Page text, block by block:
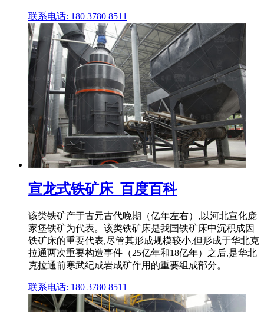
联系电话: 180 3780 8511
宣龙式铁矿床_百度百科
该类铁矿产于古元古代晚期（亿年左右）,以河北宣化庞
家堡铁矿为代表。该类铁矿床是我国铁矿床中沉积成因
铁矿床的重要代表,尽管其形成规模较小,但形成于华北克
拉通两次重要构造事件（25亿年和18亿年）之后,是华北
克拉通前寒武纪成岩成矿作用的重要组成部分。
联系电话: 180 3780 8511